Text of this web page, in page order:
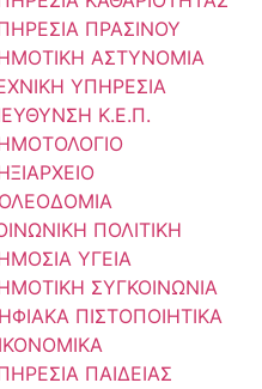
ΠΡΑΣΙΝΟΥ
ΑΣΤΥΝΟΜΙΑ
ΥΠΗΡΕΣΙΑ
Κ.Ε.Π.
ΠΟΛΙΤΙΚΗ
ΥΓΕΙΑ
ΣΥΓΚΟΙΝΩΝΙΑ
ΠΙΣΤΟΠΟΙΗΤΙΚΑ
ΠΑΙΔΕΙΑΣ